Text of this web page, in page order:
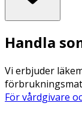
Handla
Vi erbjuder
För vårdgivare